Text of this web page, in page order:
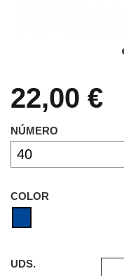
22,00 €
NÚMERO
COLOR
UDS.